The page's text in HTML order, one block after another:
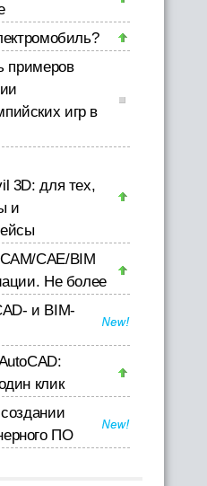
примеров
игр в
3D: для тех,
и
CAE/BIM
Не более
и BIM-
клик
ПО